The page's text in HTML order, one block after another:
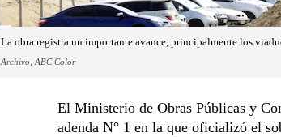
La obra registra un importante avance, principalmente los
Archivo, ABC Color
El Ministerio de Obras Públicas y
adenda N° 1 en la que oficializó el